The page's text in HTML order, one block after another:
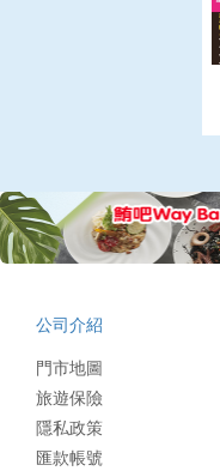
公司介紹
門市地圖
旅遊保險
隱私政策
匯款帳號